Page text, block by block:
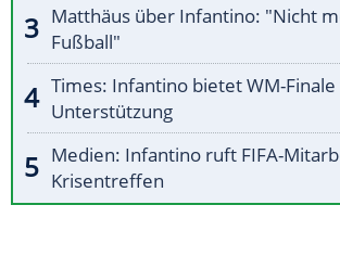
Matthäus über Infantino: "Nicht
Fußball"
Times: Infantino bietet WM-
Unterstützung
Medien: Infantino ruft FIFA-
Krisentreffen